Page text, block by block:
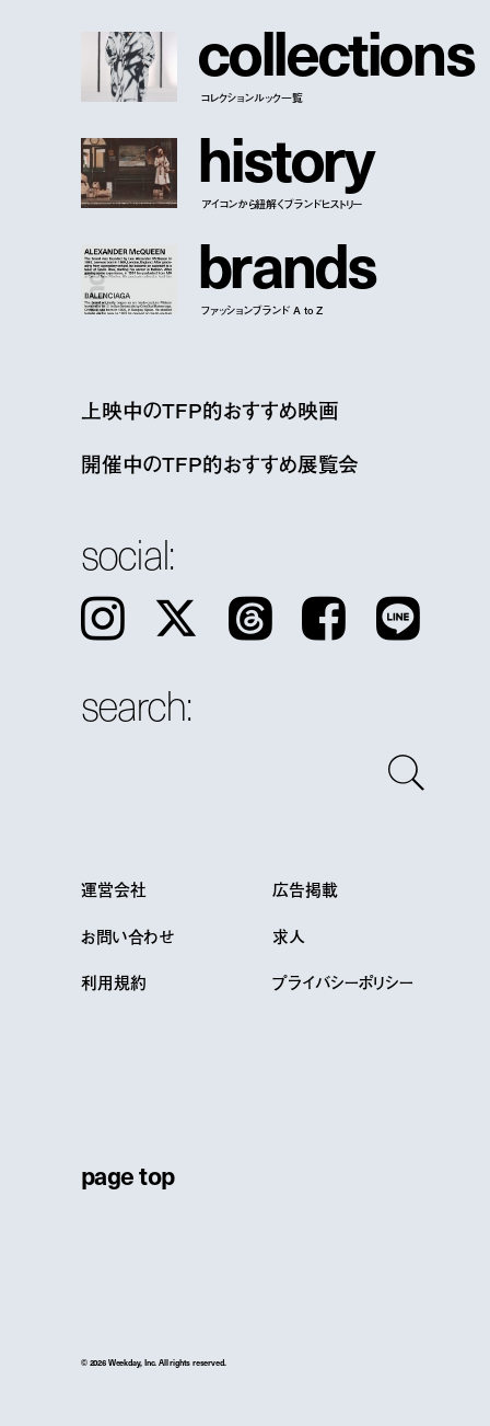
collections
コレクションルック一覧
history
アイコンから紐解くブランドヒストリー
brands
ファッションブランド A to Z
上映中のTFP的おすすめ映画
開催中のTFP的おすすめ展覧会
social:
Instagram 𝕏 Threads Facebook LINE
search:
運営会社
広告掲載
お問い合わせ
求人
利用規約 プライバシーポリシー
page top
© 2026 Weekday, Inc. All rights reserved.